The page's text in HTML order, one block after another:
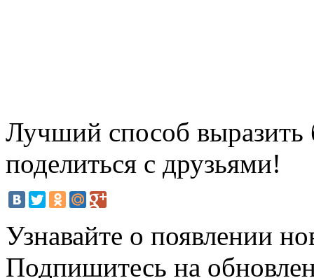
Лучший способ выразить
поделиться с друзьями!
Узнавайте о появлении
Подпишитесь на